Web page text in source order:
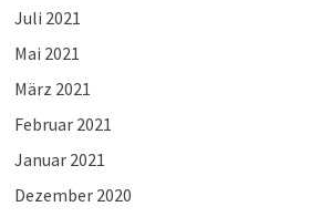
Juli 2021
Mai 2021
März 2021
Februar 2021
Januar 2021
Dezember 2020